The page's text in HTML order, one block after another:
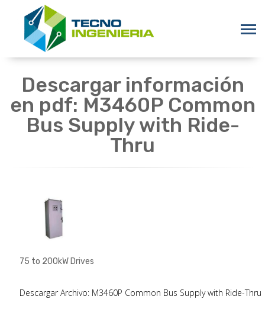
Descargar información
en pdf: M3460P Common
Bus Supply with Ride-
Thru
75 to 200kW Drives
Descargar Archivo: M3460P Common Bus Supply with Ride-Thru